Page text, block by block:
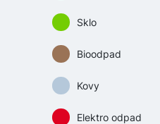
Sklo
Bioodpad
Kovy
Elektro odpad